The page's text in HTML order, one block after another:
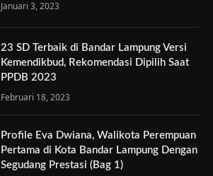
Januari 3, 2023
23 SD Terbaik di Bandar Lampung Versi
Kemendikbud, Rekomendasi Dipilih Saat
PPDB 2023
Februari 18, 2023
Profile Eva Dwiana, Walikota Perempuan
Pertama di Kota Bandar Lampung Dengan
Segudang Prestasi (Bag 1)